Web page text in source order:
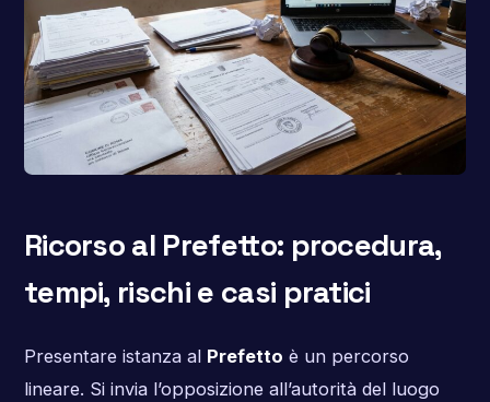
Ricorso al Prefetto: procedura,
tempi, rischi e casi pratici
Presentare istanza al Prefetto è un percorso
lineare. Si invia l’opposizione all’autorità del luogo